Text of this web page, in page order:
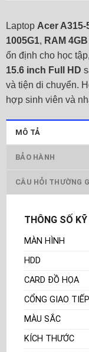
Laptop Acer A315-
1005G1, RAM 4GB
ổn định cho học
15.6 inch Full HD
và tiện di chuyển.
hợp sinh viên và
MÔ TẢ
BẢO HÀNH
CÂU HỎI THƯỜNG
THÔNG SỐ
MÀN HÌNH
HDD
CARD ĐỒ HỌA
CỔNG GIAO TIẾP
MÀU SẮC
KÍCH THƯỚC